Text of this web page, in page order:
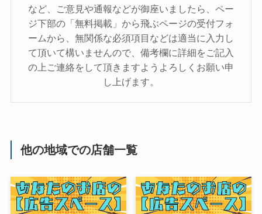
など、ご意見や通報などが御座いましたら、ペー
ジ下部の「無料掲載」から飛ぶページの受付フォ
ームから、無関係な必須項目などは適当に入力し
て頂いて構いませんので、備考欄に詳細をご記入
の上ご連絡をして頂きますようよろしくお願い申
し上げます。
他の地域での店舗一覧